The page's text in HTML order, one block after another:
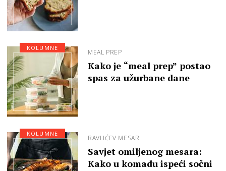
MEAL PREP
Kako je “meal prep” postao
spas za užurbane dane
KOLUMNE
RAVLIĆEV MESAR
Savjet omiljenog mesara:
Kako u komadu ispeći sočni
KOLUMNE